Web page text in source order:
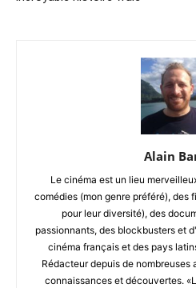
Alain
Le cinéma est un lieu
comédies (mon genre préféré), des
pour leur diversité), des
passionnants, des blockbusters et
cinéma français et des pays
Rédacteur depuis de nombreuses
connaissances et découvertes.